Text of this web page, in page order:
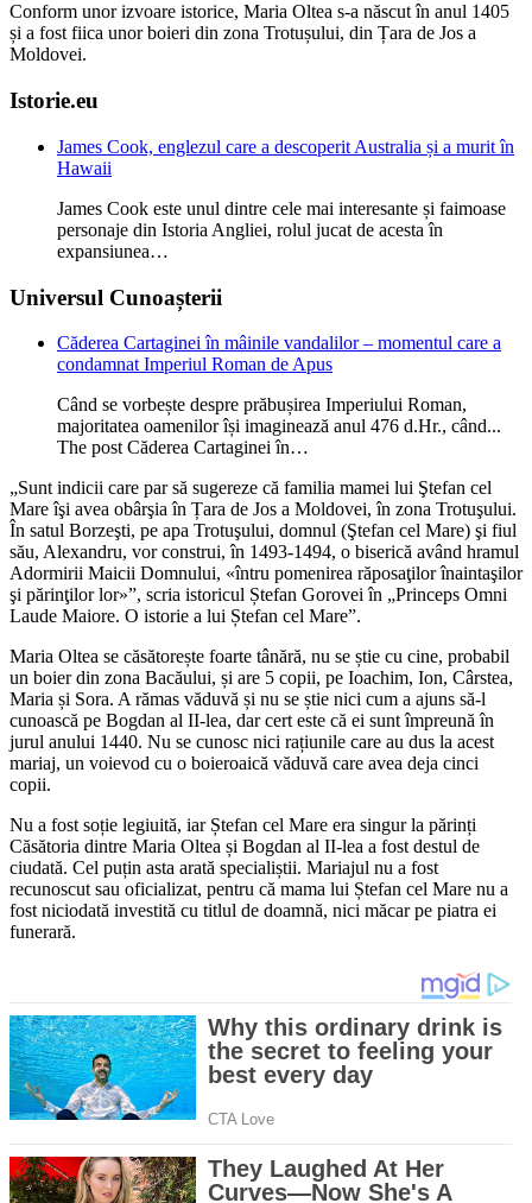
Conform unor izvoare istorice, Maria Oltea s-a născut în anul 1405
și a fost fiica unor boieri din zona Trotușului, din Țara de Jos a
Moldovei.
Istorie.eu
James Cook, englezul care a descoperit Australia și a murit în
Hawaii
James Cook este unul dintre cele mai interesante și faimoase
personaje din Istoria Angliei, rolul jucat de acesta în
expansiunea…
Universul Cunoașterii
Căderea Cartaginei în mâinile vandalilor – momentul care a
condamnat Imperiul Roman de Apus
Când se vorbește despre prăbușirea Imperiului Roman,
majoritatea oamenilor își imaginează anul 476 d.Hr., când...
The post Căderea Cartaginei în…
„Sunt indicii care par să sugereze că familia mamei lui Ştefan cel
Mare îşi avea obârşia în Țara de Jos a Moldovei, în zona Trotuşului.
În satul Borzeşti, pe apa Trotuşului, domnul (Ştefan cel Mare) şi fiul
său, Alexandru, vor construi, în 1493-1494, o biserică având hramul
Adormirii Maicii Domnului, «întru pomenirea răposaţilor înaintaşilor
şi părinţilor lor»”, scria istoricul Ștefan Gorovei în „Princeps Omni
Laude Maiore. O istorie a lui Ștefan cel Mare”.
Maria Oltea se căsătorește foarte tânără, nu se știe cu cine, probabil
un boier din zona Bacăului, și are 5 copii, pe Ioachim, Ion, Cârstea,
Maria și Sora. A rămas văduvă și nu se știe nici cum a ajuns să-l
cunoască pe Bogdan al II-lea, dar cert este că ei sunt împreună în
jurul anului 1440. Nu se cunosc nici rațiunile care au dus la acest
mariaj, un voievod cu o boieroaică văduvă care avea deja cinci
copii.
Nu a fost soție legiuită, iar Ștefan cel Mare era singur la părinți
Căsătoria dintre Maria Oltea și Bogdan al II-lea a fost destul de
ciudată. Cel puțin asta arată specialiștii. Mariajul nu a fost
recunoscut sau oficializat, pentru că mama lui Ștefan cel Mare nu a
fost niciodată investită cu titlul de doamnă, nici măcar pe piatra ei
funerară.